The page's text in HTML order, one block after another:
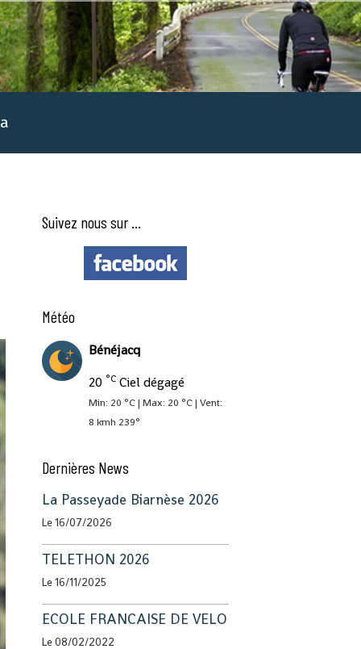
Suivez nous sur ...
Météo
Bénéjacq
20 °C Ciel dégagé
Min: 20 °C | Max: 20 °C | Vent:
8 kmh 239°
Dernières News
La Passeyade Biarnèse 2026
Le 16/07/2026
TELETHON 2026
Le 16/11/2025
ECOLE FRANCAISE DE VELO
Le 08/02/2022